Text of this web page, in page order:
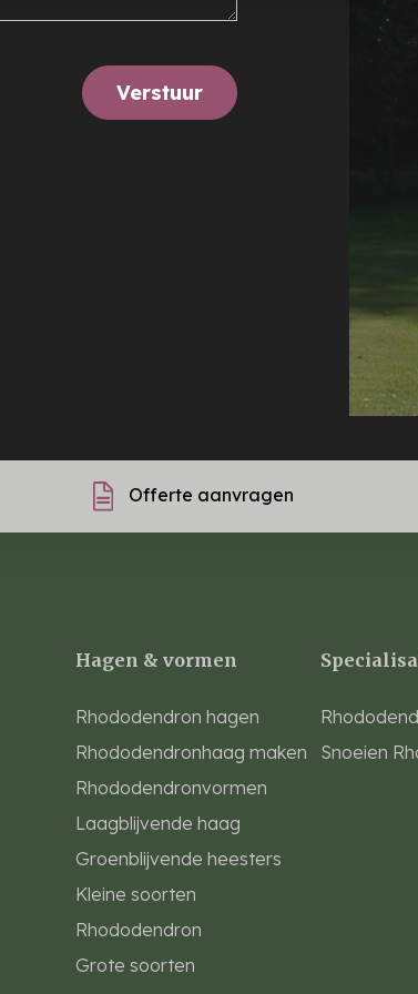
Verstuur
Offerte aanvragen
Hagen & vormen
Rhododendron hagen
Rhododendronhaag maken
Rhododendronvormen
Laagblijvende haag
Groenblijvende heesters
Kleine soorten
Rhododendron
Grote soorten
Snoeien